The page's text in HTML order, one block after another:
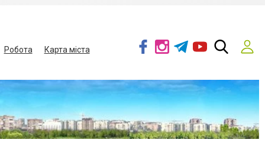
Робота
Карта міста